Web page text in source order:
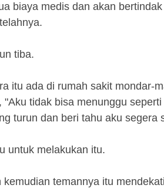
biaya medis dan akan
tiba.
itu ada di rumah sakit mondar-
"Aku tidak bisa menunggu
turun dan beri tahu aku segera
untuk melakukan itu.
kemudian temannya itu